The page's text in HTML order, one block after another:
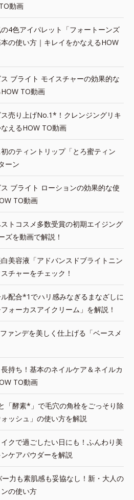
動画
の4色アイパレット「フォートーンズ
の使い方｜キレイをかなえるHOW
ブライト モイスチャーの効果的な
TO動画
ス売り上げNo.1*！クレンジングリキ
えるHOW TO動画
のティントリップ「とろ蜜ティン
ーン
ブライト ローションの効果的な使
TO動画
ストコスメ多数受賞の初期エイジング
を動画で解説！
美容液「アドバンスドブライトニン
チャーをチェック！
ル配合*1でハリ感みなぎるまなざしに
ォーカスアイクリーム」を解説！
ァンデを美しく仕上げる「ベースメ
持ち！基本のネイルケア＆ネイルカ
TO動画
「酵素*」で毛穴の角栓をごっそり除
ッシュ」の使い方を解説
クで過ごしたい日にも！ふんわり美
ケアパウダーを解説
ー力も素肌感も妥協なし！新・大人の
の使い方